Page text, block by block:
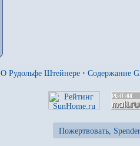
О Рудольфе Штейнере · Содержание
Пожертвовать,